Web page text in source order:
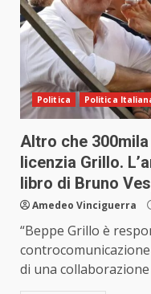
Politica Politica
Altro che
licenzia Grillo.
libro di Bruno
Amedeo Vinciguerra
“Beppe Grillo è
di una collaborazione